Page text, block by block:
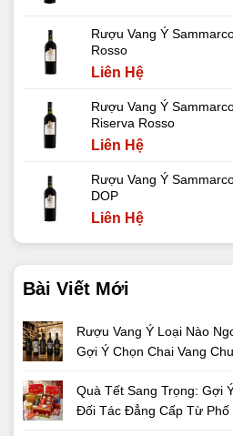
Rượu Vang Ý
Rosso
Liên Hệ
Rượu Vang Ý
Riserva Rosso
Liên Hệ
Rượu Vang Ý
DOP
Liên Hệ
Bài Viết Mới
Rượu Vang Ý Loại Nào
Gợi Ý Chọn Chai Vang
Quà Tết Sang Trọng: Gợi
Đối Tác Đẳng Cấp Từ Phố